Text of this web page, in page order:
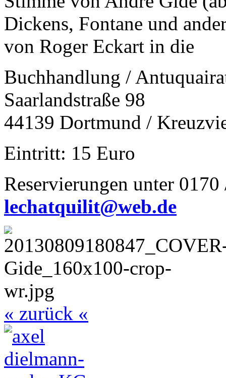
Dickens, Fontane und
von Roger Eckart in die
Buchhandlung /
Saarlandstraße 98
44139 Dortmund /
Eintritt: 15 Euro
Reservierungen unter
lechatquilit@web.de
« zurück «